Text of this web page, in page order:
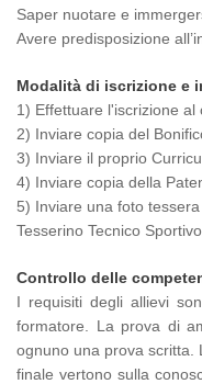
Saper nuotare e
Avere predisposizione
Modalità di iscrizione e
1) Effettuare l'iscrizione
2) Inviare copia del
3) Inviare il proprio
4) Inviare copia della
5) Inviare una foto
Tesserino Tecnico Sportivo
Controllo delle
I requisiti degli allievi
formatore. La prova di
ognuno una prova scritta.
finale vertono sulla